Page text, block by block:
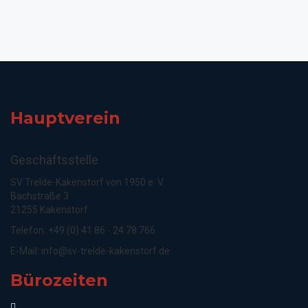
Hauptverein
Geschäftsstelle
SV Trelde-Kakenstorf von 1950 e. V.
Bachstraße 3
21255 Kakenstorf
Telefon: +49 (0) 41 86 - 24 78 766
E-Mail: info@sv-trelde-kakenstorf.de
Bürozeiten